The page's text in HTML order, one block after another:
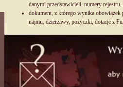
danymi przedstawicieli, numery
dokument, z którego wynika obowiązek
najmu, dzierżawy, pożyczki, dotacje z